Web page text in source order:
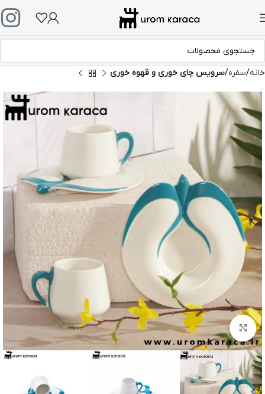
خانه سفره سرویس چای خوری و قهوه خوری
بزرگنمایی تصویر